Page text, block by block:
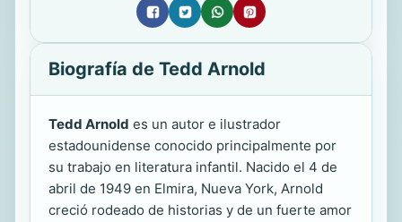
Biografía de Tedd Arnold
Tedd Arnold es un autor e ilustrador
estadounidense conocido principalmente por
su trabajo en literatura infantil. Nacido el 4 de
abril de 1949 en Elmira, Nueva York, Arnold
creció rodeado de historias y de un fuerte amor